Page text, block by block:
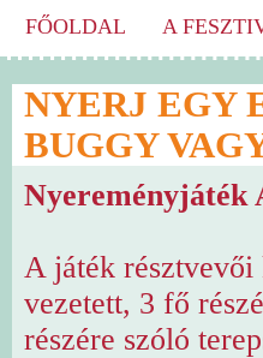
FŐOLDAL A
NYERJ EGY
BUGGY
Nyereményjáték
A játék
vezetett, 3 fő
részére szóló